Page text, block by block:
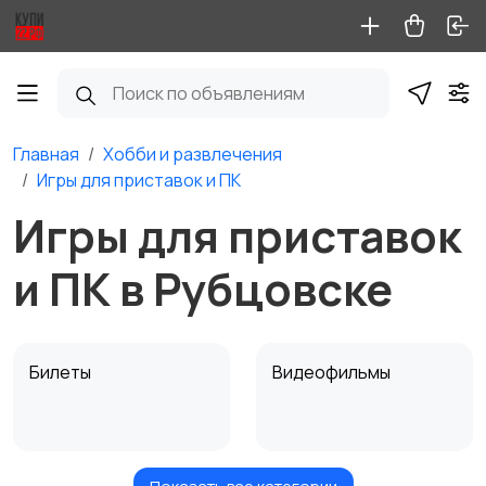
Главная
Хобби и развлечения
Игры для приставок и ПК
Игры для приставок
и ПК в Рубцовске
Билеты Видеофильмы